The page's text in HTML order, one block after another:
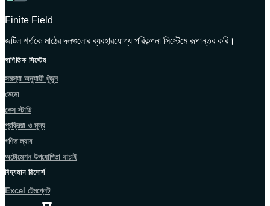
Finite Field
জটিল শর্তকে মাঠের দলগুলোর ব্যবহারযোগ্য পরিকল্পনা সিস্টেমে রূপান্তর করি।
গাণিতিক সিস্টেম
সমস্যা অনুযায়ী খুঁজুন
ডেমো
কেস স্টাডি
প্রক্রিয়া ও মূল্য
গণিত ল্যাব
অটোমেশন উপযোগিতা যাচাই
বিদ্যমান রিসোর্স
Excel টেমপ্লেট